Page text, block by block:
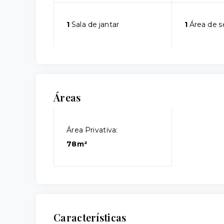
1 Sala de jantar 1Área de
Áreas
Área Privativa:
78m²
Características